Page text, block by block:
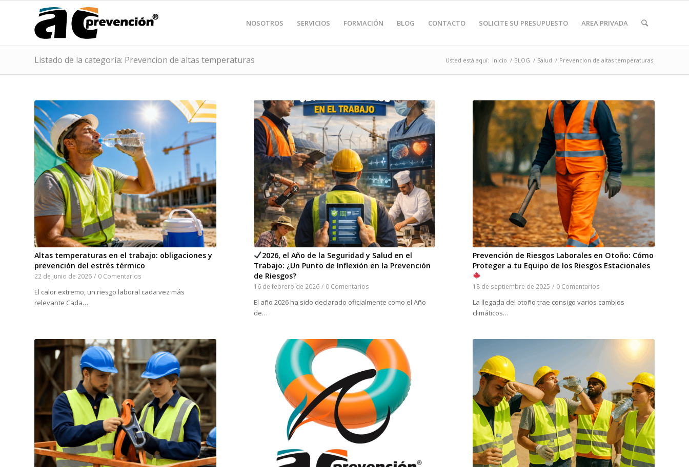
NOSOTROS SERVICIOS FORMACIÓN BLOG CONTACTO SOLICITE SU PRESUPUESTO AREA PRIVADA
Listado de la categoría: Prevencion de altas temperaturas Usted está aquí: Inicio / BLOG / Salud / Prevencion de altas temperaturas
Altas temperaturas en el trabajo: obligaciones y
prevención del estrés térmico
22 de junio de 2026 / 0 Comentarios
El calor extremo, un riesgo laboral cada vez más
relevante Cada…
2026, el Año de la Seguridad y Salud en el
Trabajo: ¿Un Punto de Inflexión en la Prevención
de Riesgos?
16 de febrero de 2026 / 0 Comentarios
El año 2026 ha sido declarado oficialmente como el Año
de…
Prevención de Riesgos Laborales en Otoño: Cómo
Proteger a tu Equipo de los Riesgos Estacionales
18 de septiembre de 2025 / 0 Comentarios
La llegada del otoño trae consigo varios cambios
climáticos…